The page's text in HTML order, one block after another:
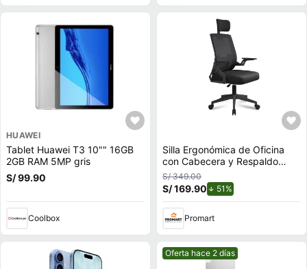
HUAWEI
Tablet Huawei T3 10"" 16GB
2GB RAM 5MP gris
S/ 99.90
Coolbox
Silla Ergonómica de Oficina
con Cabecera y Respaldo
Regulables
S/ 349.00
S/ 169.90 51%
Promart
Mejor precio.
Oferta hace 2 días